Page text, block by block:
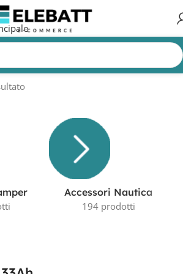
“batteria AGM 33Ah”
Accessori Nautica
194 prodotti